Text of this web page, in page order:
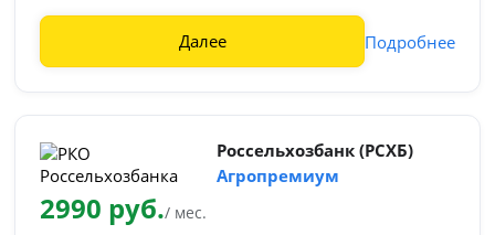
Далее Подробнее
Россельхозбанк (РСХБ)
Агропремиум
2990 руб./ мес.